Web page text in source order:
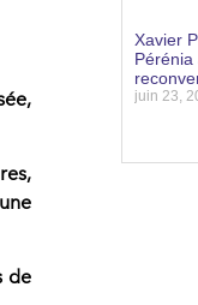
,
,
de
Xavier
juin 23,